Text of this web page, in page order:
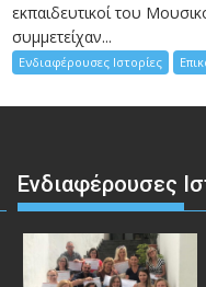
εκπαιδευτικοί του
συμμετείχαν...
Ενδιαφέρουσες Ιστορίες
Ενδιαφέρουσες